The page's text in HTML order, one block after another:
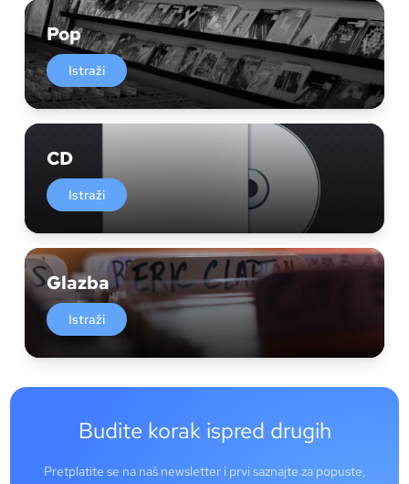
Pop
Istraži
CD
Istraži
Glazba
Istraži
Budite korak ispred drugih
Pretplatite se na naš newsletter i prvi saznajte za popuste,